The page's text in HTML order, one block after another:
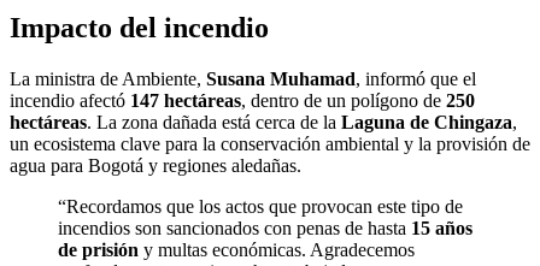
Impacto del incendio
La ministra de Ambiente, Susana Muhamad, informó que el
incendio afectó 147 hectáreas, dentro de un polígono de 250
hectáreas. La zona dañada está cerca de la Laguna de Chingaza,
un ecosistema clave para la conservación ambiental y la provisión de
agua para Bogotá y regiones aledañas.
“Recordamos que los actos que provocan este tipo de
incendios son sancionados con penas de hasta 15 años
de prisión y multas económicas. Agradecemos